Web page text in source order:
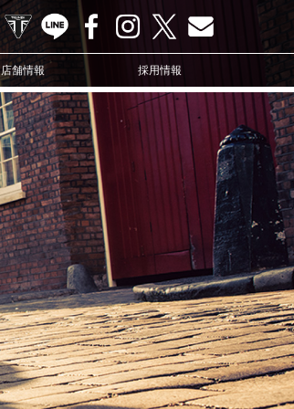
TRIUMPH OFFICIAL SITE
LINE FacebookInstagram Contact us
店舗情報 採用情報